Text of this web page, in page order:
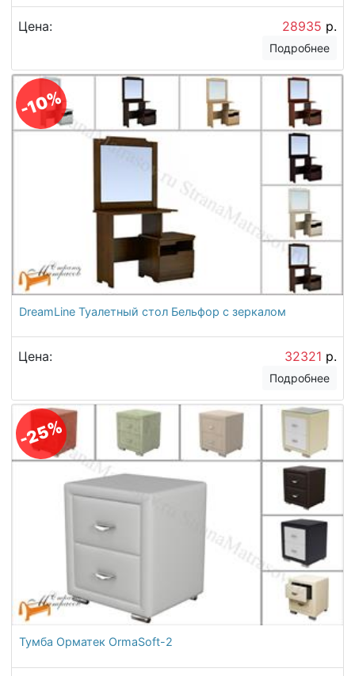
Цена: 28935 р.
Подробнее
-10%
DreamLine Туалетный стол Бельфор с зеркалом
Цена: 32321 р.
Подробнее
-25%
Тумба Орматек OrmaSoft-2